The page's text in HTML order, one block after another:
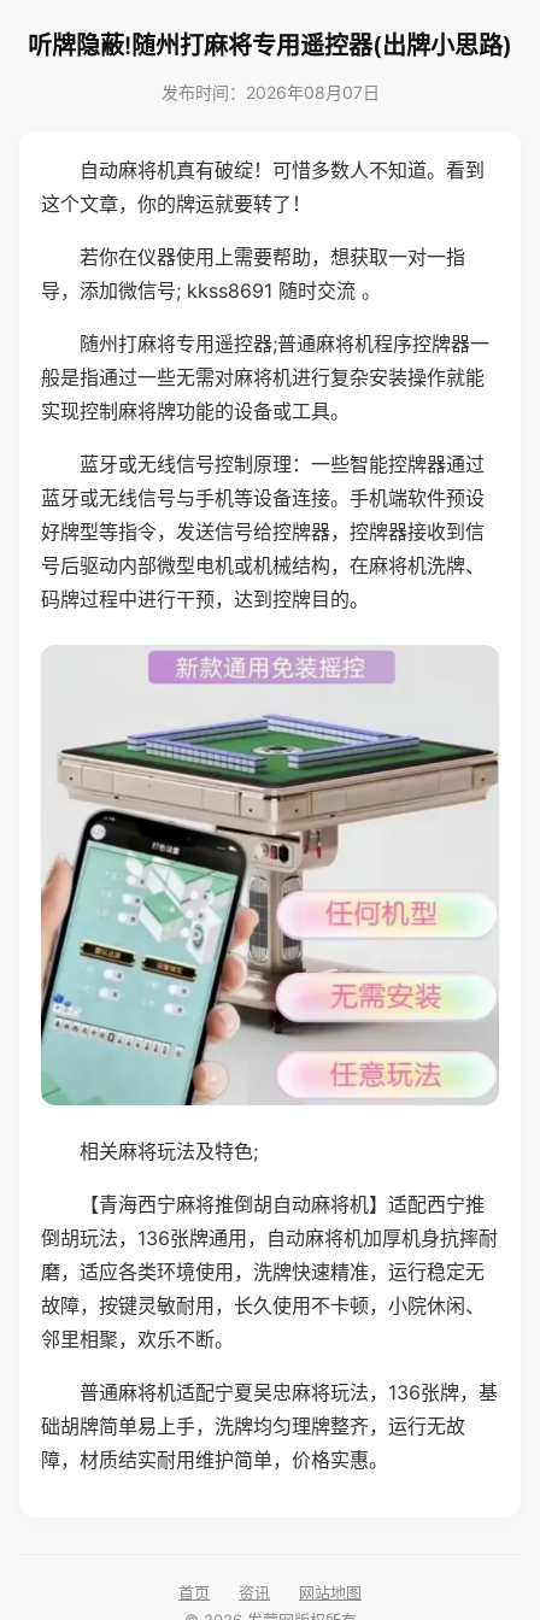
听牌隐蔽!随州打麻将专用遥控器(出牌小思路)
发布时间：2026年08月07日
自动麻将机真有破绽！可惜多数人不知道。看到
这个文章，你的牌运就要转了！
若你在仪器使用上需要帮助，想获取一对一指
导，添加微信号; kkss8691 随时交流 。
随州打麻将专用遥控器;普通麻将机程序控牌器一
般是指通过一些无需对麻将机进行复杂安装操作就能
实现控制麻将牌功能的设备或工具。
蓝牙或无线信号控制原理：一些智能控牌器通过
蓝牙或无线信号与手机等设备连接。手机端软件预设
好牌型等指令，发送信号给控牌器，控牌器接收到信
号后驱动内部微型电机或机械结构，在麻将机洗牌、
码牌过程中进行干预，达到控牌目的。
相关麻将玩法及特色;
【青海西宁麻将推倒胡自动麻将机】适配西宁推
倒胡玩法，136张牌通用，自动麻将机加厚机身抗摔耐
磨，适应各类环境使用，洗牌快速精准，运行稳定无
故障，按键灵敏耐用，长久使用不卡顿，小院休闲、
邻里相聚，欢乐不断。
普通麻将机适配宁夏吴忠麻将玩法，136张牌，基
础胡牌简单易上手，洗牌均匀理牌整齐，运行无故
障，材质结实耐用维护简单，价格实惠。
首页 资讯
网站地图